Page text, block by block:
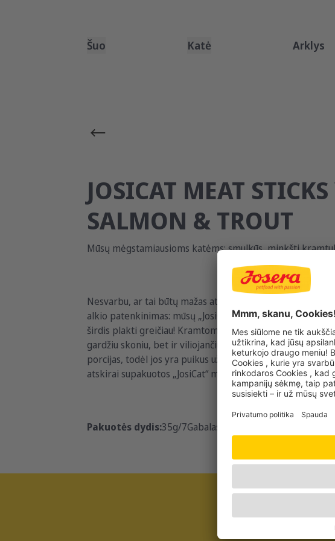
Šuo Katė Arklys
JOSICAT MEAT
SALMON & TROUT
Mūsų mėgstamiausioms katėms: smulkūs, minkšti
Nesvarbu, ar tai būtų mažas atlygis už mieliausią
alkio patenkinimas: mūsų „JosiCat“ mėsos lazdelės su
širdis plakti greičiau! Kramtomosios lazdelės
gardžiu skoniu, bet ir viliojančiu aromatu. Mmmhiau!
porcijas, todėl jos yra puikus užkandis kiekvienai dienai.
atskirai supakuotos „JosiCat“ mėsos lazdelės, kurias dar
Pakuotės dydis:35g/7Gabalas